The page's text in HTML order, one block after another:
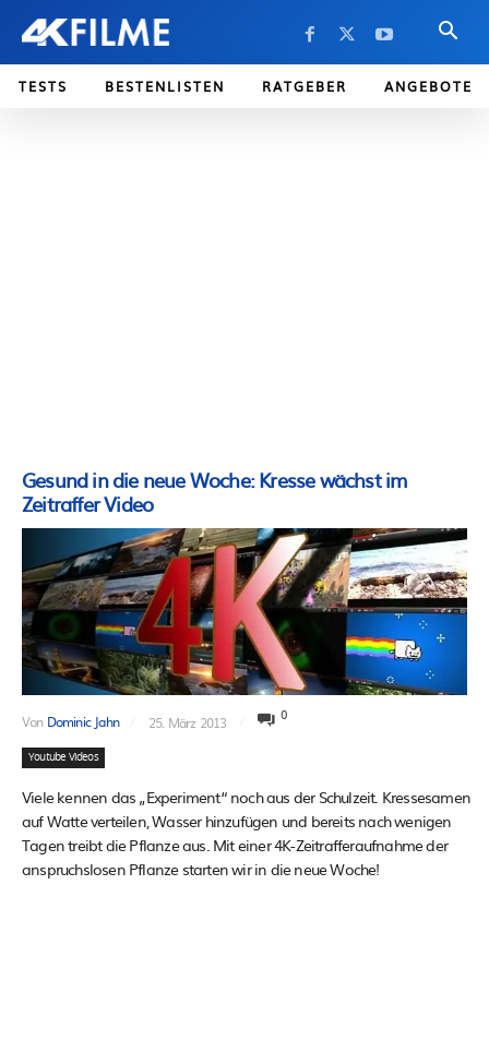
TESTS BESTENLISTEN RATGEBER ANGEBOTE
Gesund in die neue Woche: Kresse wächst im
Zeitraffer Video
Von Dominic Jahn 25. März 2013 0
Youtube Videos
Viele kennen das „Experiment“ noch aus der Schulzeit. Kressesamen
auf Watte verteilen, Wasser hinzufügen und bereits nach wenigen
Tagen treibt die Pflanze aus. Mit einer 4K-Zeitrafferaufnahme der
anspruchslosen Pflanze starten wir in die neue Woche!